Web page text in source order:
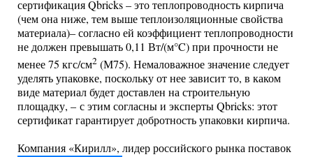
сертификация Qbricks – это теплопроводность кирпича
(чем она ниже, тем выше теплоизоляционные свойства
материала)– согласно ей коэффициент теплопроводности
не должен превышать 0,11 Вт/(м°C) при прочности не
менее 75 кгс/см2 (М75). Немаловажное значение следует
уделять упаковке, поскольку от нее зависит то, в каком
виде материал будет доставлен на строительную
площадку, – с этим согласны и эксперты Qbricks: этот
сертификат гарантирует добротность упаковки кирпича.
Компания «Кирилл», лидер российского рынка поставок